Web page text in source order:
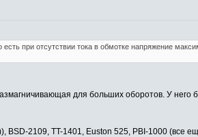
при отсутствии тока в обмотке напряжение
для больших оборотов. У него
2109, TT-1401, Euston 525, PBI-1000 (все